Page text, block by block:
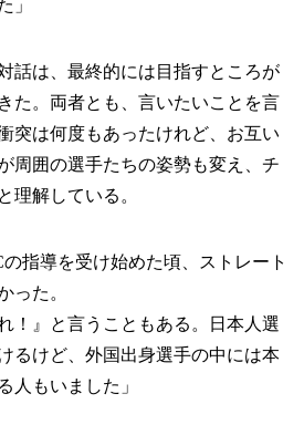
」
話は、最終的には目指すところが
た。両者とも、言いたいことを言
突は何度もあったけれど、お互い
周囲の選手たちの姿勢も変え、チ
理解している。
指導を受け始めた頃、ストレート
った。
！』と言うこともある。日本人選
るけど、外国出身選手の中には本
人もいました」